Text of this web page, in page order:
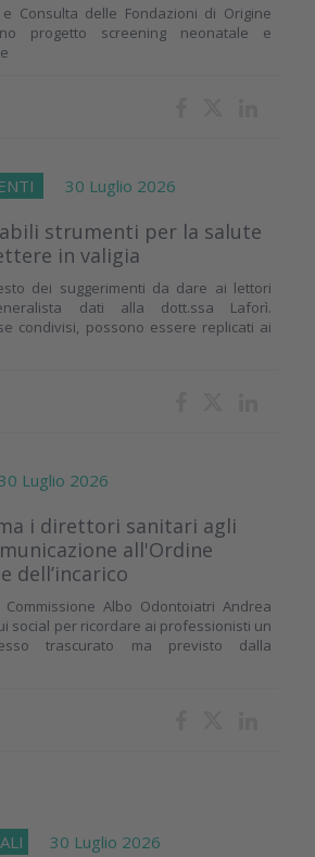
Consulta delle Fondazioni di Origine
progetto screening neonatale e
30 Luglio 2026
strumenti per la salute
in valigia
dei suggerimenti da dare ai lettori
dati alla dott.ssa Laforì.
condivisi, possono essere replicati ai
Luglio 2026
i direttori sanitari agli
all'Ordine
dell’incarico
Albo Odontoiatri Andrea
social per ricordare ai professionisti un
trascurato ma previsto dalla
30 Luglio 2026